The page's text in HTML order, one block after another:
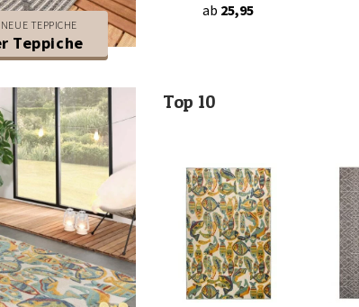
TEPPICHE
Teppiche
ab 25,95
Top 10